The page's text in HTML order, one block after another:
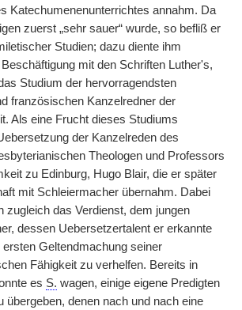
Katechumenenunterrichtes annahm. Da
zuerst „sehr sauer“ wurde, so befliß er
Studien; dazu diente ihm
mit den Schriften Luther's,
Studium der hervorragendsten
französischen Kanzelredner der
Als eine Frucht dieses Studiums
der Kanzelreden des
Theologen und Professors
zu Edinburg, Hugo Blair, die er später
mit Schleiermacher übernahm. Dabei
zugleich das Verdienst, dem jungen
dessen Uebersetzertalent er erkannte
ersten Geltendmachung seiner
Fähigkeit zu verhelfen. Bereits in
es S. wagen, einige eigene Predigten
übergeben, denen nach und nach eine